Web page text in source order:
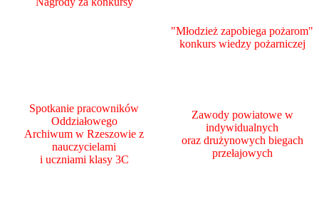
"Młodzież zapobiega pożarom"
konkurs wiedzy pożarniczej
Spotkanie pracowników
Oddziałowego
Archiwum w Rzeszowie z
nauczycielami
i uczniami klasy 3C
Zawody powiatowe w
indywidualnych
oraz drużynowych biegach
przełajowych